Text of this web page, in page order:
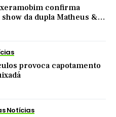
confirma
da dupla Matheus &
provoca capotamento
Notícias